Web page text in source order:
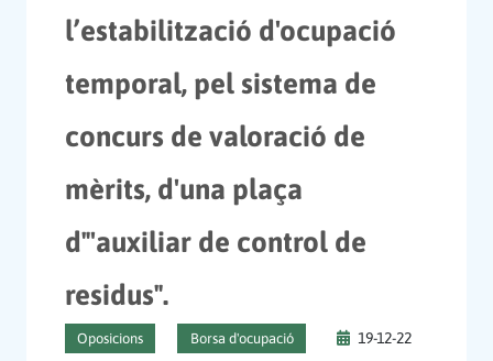
l’estabilització d'ocupació
temporal, pel sistema de
concurs de valoració de
mèrits, d'una plaça
d"'auxiliar de control de
residus".
Oposicions Borsa d'ocupació 19-12-22